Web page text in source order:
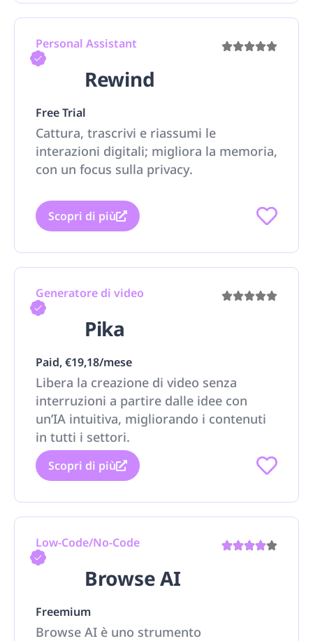
Personal Assistant
Rewind
Free Trial
Cattura, trascrivi e riassumi le
interazioni digitali; migliora la memoria,
con un focus sulla privacy.
Scopri di più
Generatore di video
Pika
Paid, €19,18/mese
Libera la creazione di video senza
interruzioni a partire dalle idee con
un’IA intuitiva, migliorando i contenuti
in tutti i settori.
Scopri di più
Low-Code/No-Code
Browse AI
Freemium
Browse AI è uno strumento